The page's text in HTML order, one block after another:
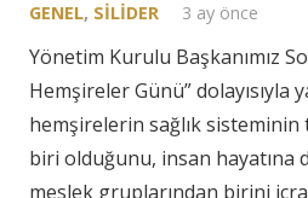
GENEL, SILIDER 3 ay önce
Yönetim Kurulu Başkanımız
Hemşireler Günü” dolayısıyla
hemşirelerin sağlık
biri olduğunu, insan hayatına
meslek gruplarından birini